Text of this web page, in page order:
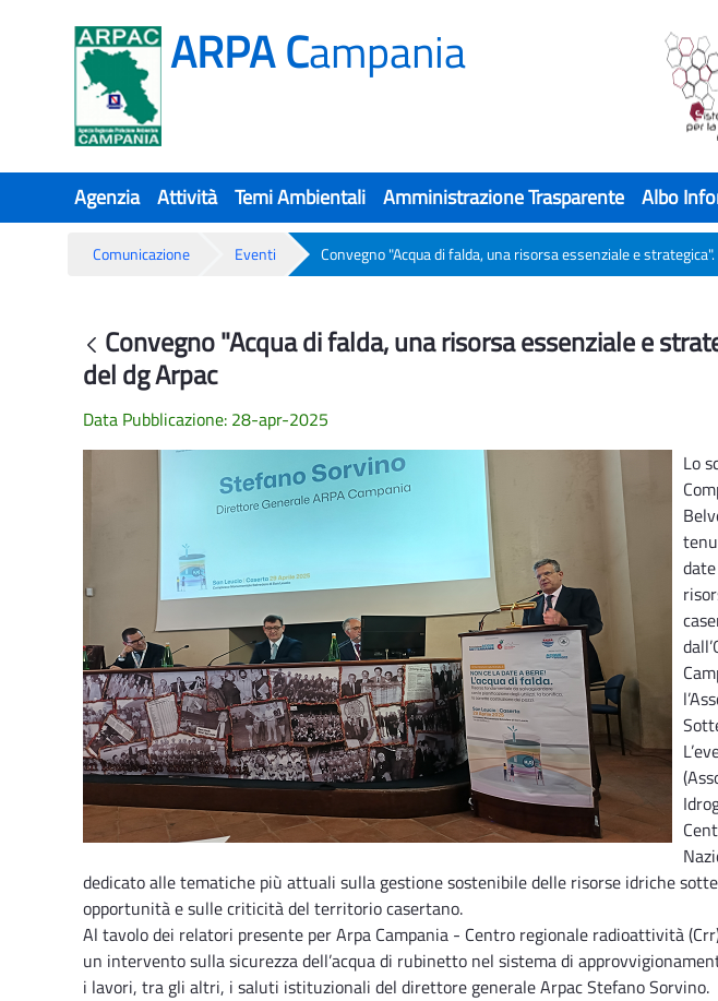
ARPA Campania
Agenzia Attività Temi Ambientali Amministrazione Trasparente Albo
Comunicazione Eventi Convegno "Acqua di falda, una risorsa essenziale e
Convegno "Acqua di falda, una risorsa essenziale e
Indietro
Convegno "Acqua di falda, una risorsa essenziale e
del dg Arpac
Data Pubblicazione: 28-apr-2025
Lo
dedicato alle tematiche più attuali sulla gestione sostenibile delle risorse idriche
opportunità e sulle criticità del territorio casertano.
Al tavolo dei relatori presente per Arpa Campania - Centro regionale radioattività
un intervento sulla sicurezza dell’acqua di rubinetto nel sistema di
i lavori, tra gli altri, i saluti istituzionali del direttore generale Arpac Stefano Sorvino.